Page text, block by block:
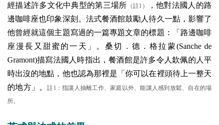
經描述許多文化中典型的第三場所 （註1）
，他對法國人的路
邊咖啡座也印象深刻。法式餐酒館鼓勵人待久一點，影響了
他曾經就這個主題寫過的一篇專題文章的標題：「路邊咖啡
座漫長又甜蜜的一天」。桑切．德．格拉蒙(Sanche de
Gramont)描寫法國人時指出，餐酒館是許多令人欽佩的人平
時出沒的地點，他也認為那裡是「你可以在裡頭待上一整天
的地方」。註1：指讓人抽離工作、家庭以外、能讓人感到放鬆、自在的場
所。